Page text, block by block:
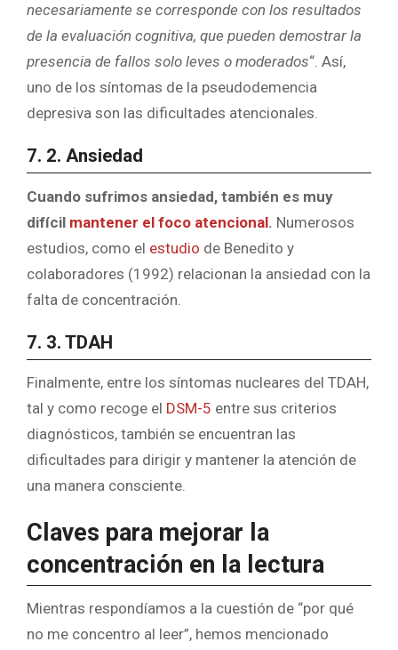
necesariamente se corresponde con los resultados
de la evaluación cognitiva, que pueden demostrar la
presencia de fallos solo leves o moderados“. Así,
uno de los síntomas de la pseudodemencia
depresiva son las dificultades atencionales.
7. 2. Ansiedad
Cuando sufrimos ansiedad, también es muy
difícil mantener el foco atencional. Numerosos
estudios, como el estudio de Benedito y
colaboradores (1992) relacionan la ansiedad con la
falta de concentración.
7. 3. TDAH
Finalmente, entre los síntomas nucleares del TDAH,
tal y como recoge el DSM-5 entre sus criterios
diagnósticos, también se encuentran las
dificultades para dirigir y mantener la atención de
una manera consciente.
Claves para mejorar la
concentración en la lectura
Mientras respondíamos a la cuestión de “por qué
no me concentro al leer”, hemos mencionado